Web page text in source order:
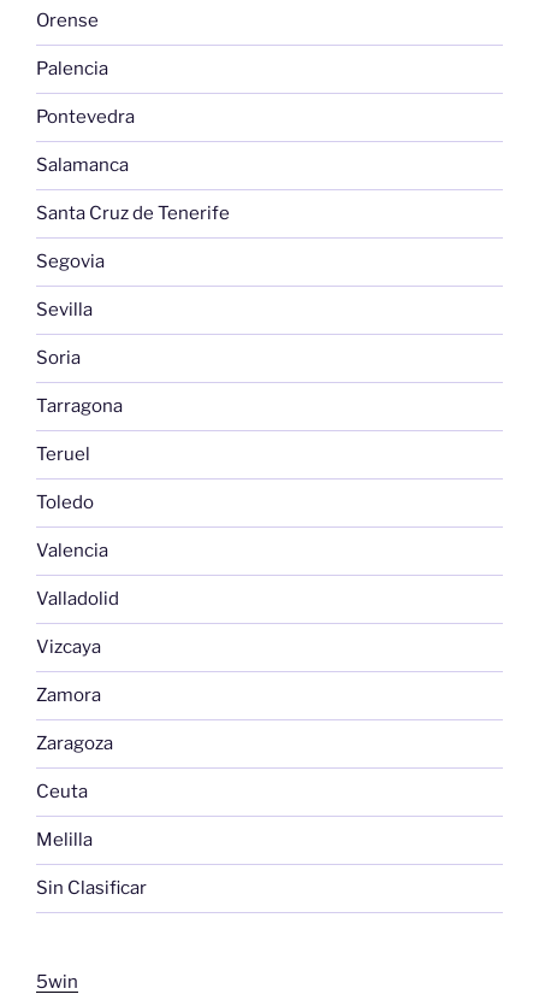
Orense
Palencia
Pontevedra
Salamanca
Santa Cruz de Tenerife
Segovia
Sevilla
Soria
Tarragona
Teruel
Toledo
Valencia
Valladolid
Vizcaya
Zamora
Zaragoza
Ceuta
Melilla
Sin Clasificar
5win